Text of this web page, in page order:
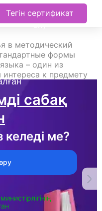
Тегін сертификат
алу
сабақ
ме?
в методический
формы
– один из
к предмету